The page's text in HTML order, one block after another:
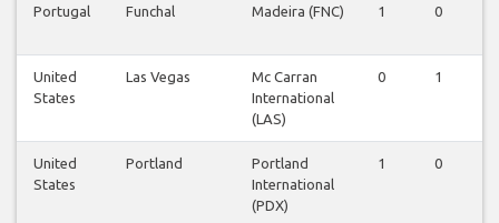
Portugal Funchal Madeira (FNC) 1 0
United
States
Las Vegas
Mc Carran
International
(LAS)
0 1
United
States
Portland
Portland
International
(PDX)
1 0